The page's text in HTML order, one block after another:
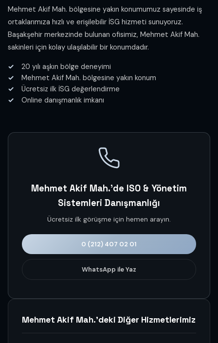
Mehmet Akif Mah. bölgesine yakın konumumuz sayesinde iş
ortaklarımıza hızlı ve erişilebilir İSG hizmeti sunuyoruz.
Başakşehir merkezinde bulunan ofisimiz, Mehmet Akif Mah.
sakinleri için kolay ulaşılabilir bir konumdadır.
20 yılı aşkın bölge deneyimi
Mehmet Akif Mah. bölgesine yakın konum
Ücretsiz ilk İSG değerlendirme
Online danışmanlık imkanı
Mehmet Akif Mah.'de ISO & Yönetim
Sistemleri Danışmanlığı
Ücretsiz ilk görüşme için hemen arayın.
0 (212) 407 02 01
WhatsApp ile Yaz
Mehmet Akif Mah.'deki Diğer Hizmetlerimiz